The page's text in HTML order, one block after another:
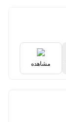
مشاهده